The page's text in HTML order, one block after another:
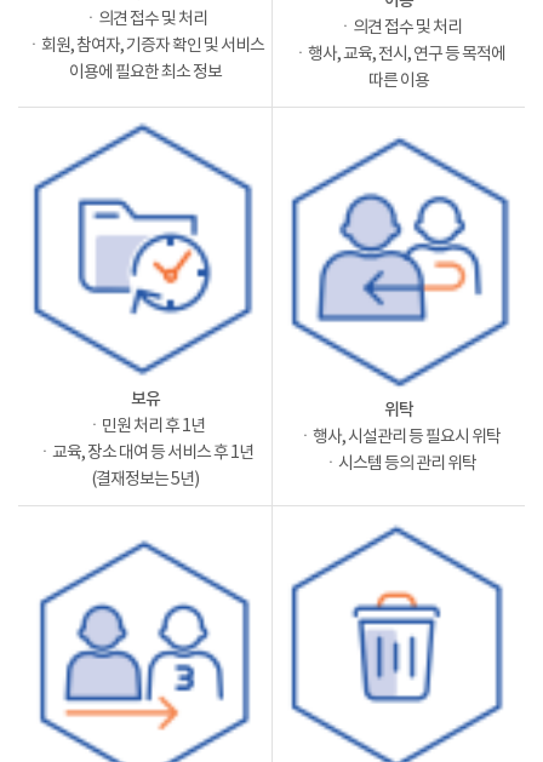
ㆍ의견 접수 및 처리
ㆍ회원, 참여자, 기증자 확인 및 서비스
이용에 필요한 최소 정보
ㆍ의견 접수 및 처리
ㆍ행사, 교육, 전시, 연구 등 목적에
따른 이용
보유
ㆍ민원 처리 후 1년
ㆍ교육, 장소 대여 등 서비스 후 1년
(결재정보는 5년)
위탁
ㆍ행사, 시설관리 등 필요시 위탁
ㆍ시스템 등의 관리 위탁